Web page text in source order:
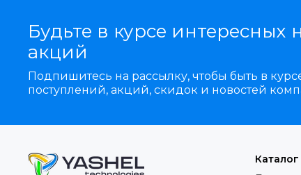
Будьте в курсе интересных
акций
Подпишитесь на рассылку, чтобы быть в
поступлений, акций, скидок и новостей
Каталог